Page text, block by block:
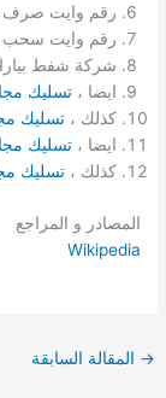
رقم وايت صرف
رقم وايت سحب
شركة شفط
ايضا ،تسليك
كذلك ،تسليك
ايضا ،تسليك
كذلك ،تسليك
المصادر و المراجع
Wikipedia
→ المقالة السابقة